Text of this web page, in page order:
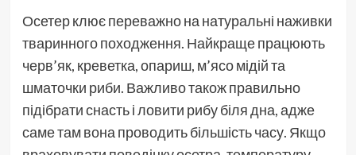
Осетер клює переважно на натуральні наживки
тваринного походження. Найкраще працюють
черв’як, креветка, опариш, м’ясо мідій та
шматочки риби. Важливо також правильно
підібрати снасть і ловити рибу біля дна, адже
саме там вона проводить більшість часу. Якщо